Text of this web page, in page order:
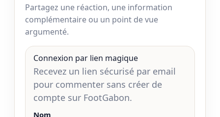
Partagez une réaction, une information
complémentaire ou un point de vue
argumenté.
Connexion par lien magique
Recevez un lien sécurisé par email
pour commenter sans créer de
compte sur FootGabon.
Nom